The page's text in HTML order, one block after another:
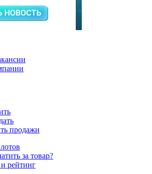
продажи
за товар?
рейтинг